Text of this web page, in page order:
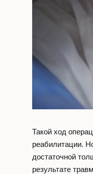
Такой ход
реабилитации.
достаточной
результате